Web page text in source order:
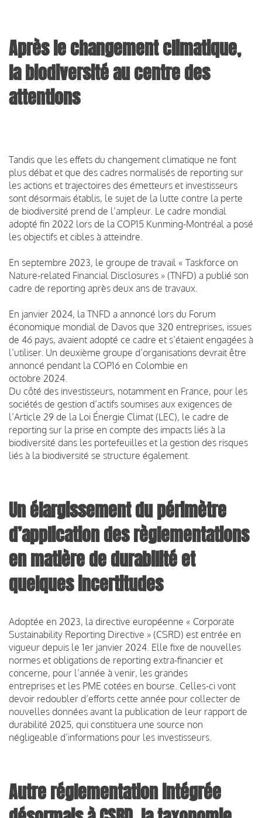
Après le changement climatique,
la biodiversité au centre des
attentions
Tandis que les effets du changement climatique ne font
plus débat et que des cadres normalisés de reporting sur
les actions et trajectoires des émetteurs et investisseurs
sont désormais établis, le sujet de la lutte contre la perte
de biodiversité prend de l’ampleur. Le cadre mondial
adopté fin 2022 lors de la COP15 Kunming-Montréal a posé
les objectifs et cibles à atteindre.
En septembre 2023, le groupe de travail « Taskforce on
Nature-related Financial Disclosures » (TNFD) a publié son
cadre de reporting après deux ans de travaux.
En janvier 2024, la TNFD a annoncé lors du Forum
économique mondial de Davos que 320 entreprises, issues
de 46 pays, avaient adopté ce cadre et s’étaient engagées à
l’utiliser. Un deuxième groupe d’organisations devrait être
annoncé pendant la COP16 en Colombie en
octobre 2024.
Du côté des investisseurs, notamment en France, pour les
sociétés de gestion d’actifs soumises aux exigences de
l’Article 29 de la Loi Énergie Climat (LEC), le cadre de
reporting sur la prise en compte des impacts liés à la
biodiversité dans les portefeuilles et la gestion des risques
liés à la biodiversité se structure également.
Un élargissement du périmètre
d’application des règlementations
en matière de durabilité et
quelques incertitudes
Adoptée en 2023, la directive européenne « Corporate
Sustainability Reporting Directive » (CSRD) est entrée en
vigueur depuis le 1er janvier 2024. Elle fixe de nouvelles
normes et obligations de reporting extra-financier et
concerne, pour l’année à venir, les grandes
entreprises et les PME cotées en bourse. Celles-ci vont
devoir redoubler d’efforts cette année pour collecter de
nouvelles données avant la publication de leur rapport de
durabilité 2025, qui constituera une source non
négligeable d’informations pour les investisseurs.
Autre réglementation intégrée